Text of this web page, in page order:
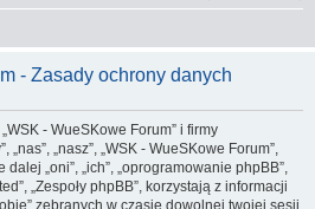
- Zasady ochrony danych
- WueSKowe Forum” i firmy
„nasz”, „WSK - WueSKowe Forum”,
„oni”, „ich”, „oprogramowanie phpBB”,
„Zespoły phpBB”, korzystają z informacji
zebranych w czasie dowolnej twojej sesji